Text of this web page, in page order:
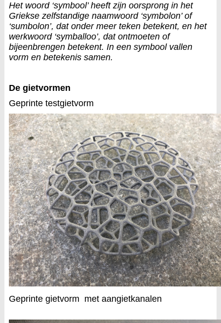
Het woord ‘symbool’ heeft zijn oorsprong in het
Griekse zelfstandige naamwoord ‘symbolon’ of
‘sumbolon’, dat onder meer teken betekent, en het
werkwoord ‘symballoo’, dat ontmoeten of
bijeenbrengen betekent. In een symbool vallen
vorm en betekenis samen.
De gietvormen
Geprinte testgietvorm
Geprinte gietvorm met aangietkanalen